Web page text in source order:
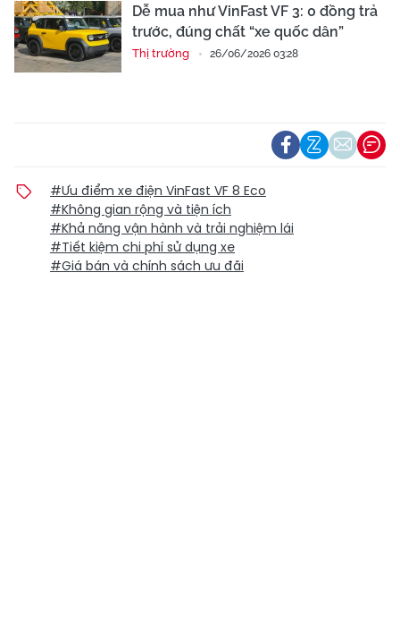
Dễ mua như VinFast VF 3: 0 đồng trả
trước, đúng chất “xe quốc dân”
Thị trường 26/06/2026 03:28
#Ưu điểm xe điện VinFast VF 8 Eco
#Không gian rộng và tiện ích
#Khả năng vận hành và trải nghiệm lái
#Tiết kiệm chi phí sử dụng xe
#Giá bán và chính sách ưu đãi